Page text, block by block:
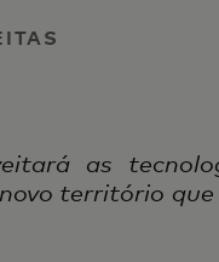
as
território